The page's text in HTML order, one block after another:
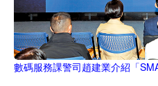
數碼服務課警司趙建業介紹「